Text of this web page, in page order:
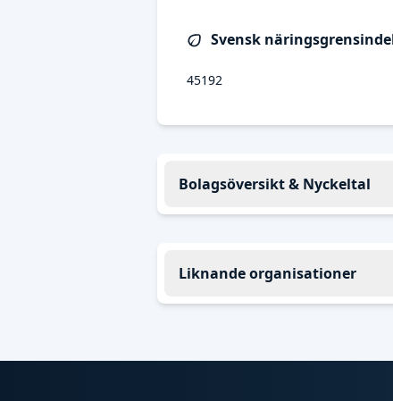
Svensk
45192
Bolagsöversikt & Nyckeltal
Liknande organisationer